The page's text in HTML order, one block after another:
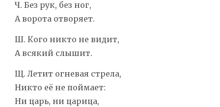
Ч. Без рук, без ног,
А ворота отворяет.
Ш. Кого никто не видит,
А всякий слышит.
Щ. Летит огневая стрела,
Никто её не поймает:
Ни царь, ни царица,